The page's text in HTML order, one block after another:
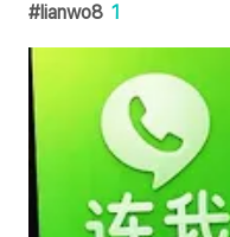
lianwo8 1